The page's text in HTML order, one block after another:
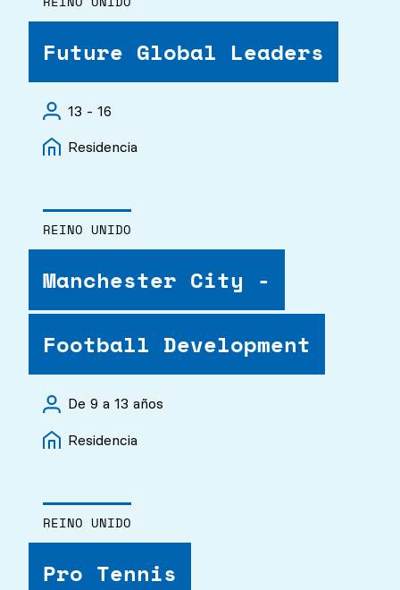
Future Global Leaders
13 - 16
Residencia
REINO UNIDO
Manchester City -
Football Development
De 9 a 13 años
Residencia
REINO UNIDO
Pro Tennis